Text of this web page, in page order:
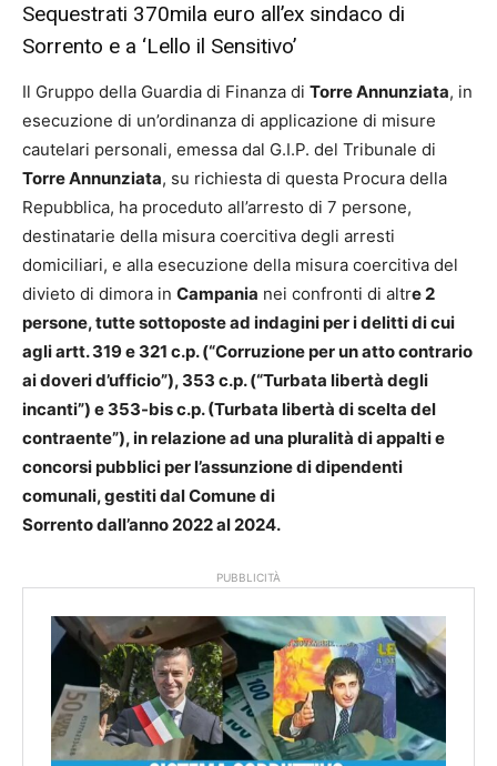
Sequestrati 370mila euro all’ex sindaco di
Sorrento e a ‘Lello il Sensitivo’
Il Gruppo della Guardia di Finanza di Torre Annunziata, in
esecuzione di un’ordinanza di applicazione di misure
cautelari personali, emessa dal G.I.P. del Tribunale di
Torre Annunziata, su richiesta di questa Procura della
Repubblica, ha proceduto all’arresto di 7 persone,
destinatarie della misura coercitiva degli arresti
domiciliari, e alla esecuzione della misura coercitiva del
divieto di dimora in Campania nei confronti di altre 2
persone, tutte sottoposte ad indagini per i delitti di cui
agli artt. 319 e 321 c.p. (“Corruzione per un atto contrario
ai doveri d’ufficio”), 353 c.p. (“Turbata libertà degli
incanti”) e 353-bis c.p. (Turbata libertà di scelta del
contraente”), in relazione ad una pluralità di appalti e
concorsi pubblici per l’assunzione di dipendenti
comunali, gestiti dal Comune di
Sorrento dall’anno 2022 al 2024.
PUBBLICITÀ